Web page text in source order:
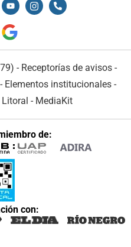
- Receptorías de avisos -
- Elementos institucionales -
- MediaKit
de:
con: